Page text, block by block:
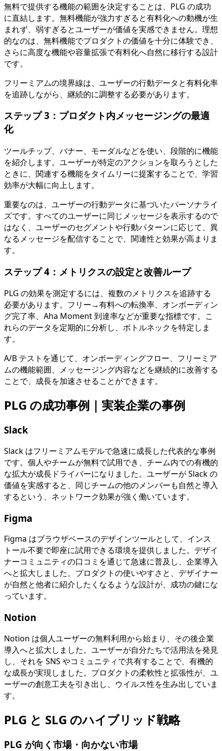
無料で提供する機能の範囲を決定することは、PLG の成功
に直結します。無料機能が強力すぎると有料化への動機が生
まれず、弱すぎるとユーザーが価値を実感できません。理想
的なのは、無料機能でプロダクトの価値を十分に体験でき、
さらに高度な機能や容量拡張で有料化へ自然に移行する設計
です。
フリーミアムの境界線は、ユーザーの行動データと有料化率
を追跡しながら、継続的に調整する必要があります。
ステップ 3：プロダクト内メッセージングの最適
化
ツールチップ、バナー、モーダルなどを使い、段階的に機能
を紹介します。ユーザーが特定のアクションを取ろうとした
ときに、関連する機能をタイムリーに提案することで、学習
効率が大幅に向上します。
重要なのは、ユーザーの行動データに基づいたパーソナライ
ズです。すべてのユーザーに同じメッセージを表示するので
はなく、ユーザーのセグメントや行動パターンに応じて、異
なるメッセージを配信することで、関連性と効果が高まりま
す。
ステップ 4：メトリクスの設定と改善ループ
PLG の効果を測定するには、複数のメトリクスを追跡する
必要があります。フリー→有料への転換率、オンボーディン
グ完了率、Aha Moment 到達率などが重要な指標です。こ
れらのデータを定期的に分析し、ボトルネックを特定しま
す。
A/B テストを通じて、オンボーディングフロー、フリーミア
ムの機能範囲、メッセージング内容などを継続的に改善する
ことで、成長を加速させることができます。
PLG の成功事例｜実装企業の事例
Slack
Slack はフリーミアムモデルで急速に成長した代表的な事例
です。個人やチームが無料で試用でき、チーム内での有機的
な拡大が成長ドライバーになりました。ユーザーが Slack の
価値を実感すると、同じチームの他のメンバーも自然と導入
するという、ネットワーク効果が強く働いています。
Figma
Figma はブラウザベースのデザインツールとして、インス
トール不要で即座に試用できる環境を提供しました。デザイ
ナーコミュニティの口コミを通じて急速に普及し、企業導入
へと拡大しました。プロダクトの使いやすさと、デザイナー
が自然と他者に紹介したくなるような設計が、成功の鍵にな
っています。
Notion
Notion は個人ユーザーの無料利用から始まり、その後企業
導入へと拡大しました。ユーザーが自分たちで活用法を発見
し、それを SNS やコミュニティで共有することで、有機的
な成長が実現しました。プロダクトの柔軟性と拡張性が、ユ
ーザーの創意工夫を引き出し、ウイルス性を生み出していま
す。
PLG と SLG のハイブリッド戦略
PLG が向く市場・向かない市場